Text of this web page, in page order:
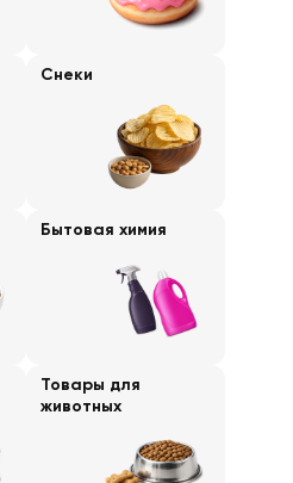
Снеки
Бытовая химия
Товары для
животных